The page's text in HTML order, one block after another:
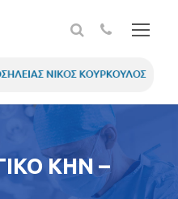
ΚΗΝ –